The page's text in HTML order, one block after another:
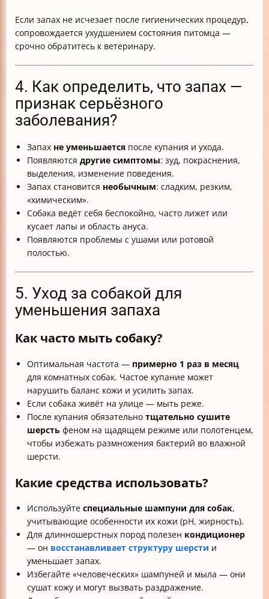
Если запах не исчезает после гигиенических процедур,
сопровождается ухудшением состояния питомца —
срочно обратитесь к ветеринару.
4. Как определить, что запах —
признак серьёзного
заболевания?
Запах не уменьшается после купания и ухода.
Появляются другие симптомы: зуд, покраснения,
выделения, изменение поведения.
Запах становится необычным: сладким, резким,
«химическим».
Собака ведёт себя беспокойно, часто лижет или
кусает лапы и область ануса.
Появляются проблемы с ушами или ротовой
полостью.
5. Уход за собакой для
уменьшения запаха
Как часто мыть собаку?
Оптимальная частота — примерно 1 раз в месяц
для комнатных собак. Частое купание может
нарушить баланс кожи и усилить запах.
Если собака живёт на улице — мыть реже.
После купания обязательно тщательно сушите
шерсть феном на щадящем режиме или полотенцем,
чтобы избежать размножения бактерий во влажной
шерсти.
Какие средства использовать?
Используйте специальные шампуни для собак,
учитывающие особенности их кожи (pH, жирность).
Для длинношерстных пород полезен кондиционер
— он восстанавливает структуру шерсти и
уменьшает запах.
Избегайте «человеческих» шампуней и мыла — они
сушат кожу и могут вызвать раздражение.